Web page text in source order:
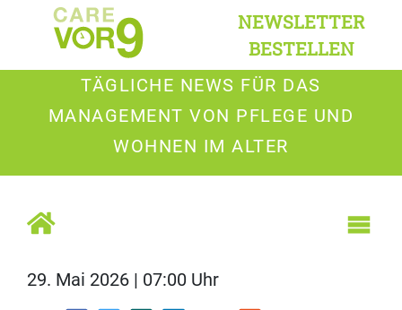
NEWSLETTER
BESTELLEN
TÄGLICHE NEWS FÜR DAS
MANAGEMENT VON PFLEGE UND
WOHNEN IM ALTER
29. Mai 2026 | 07:00 Uhr